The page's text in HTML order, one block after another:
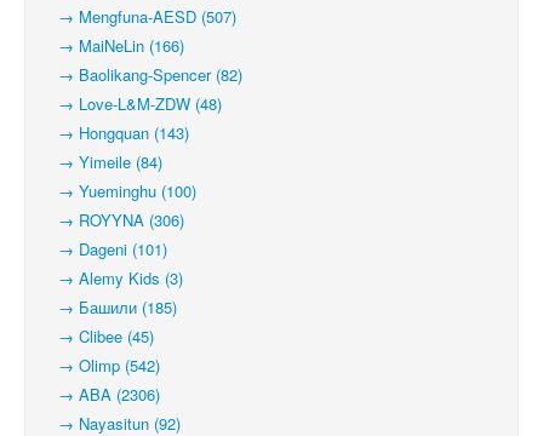
→ Mengfuna-AESD (507)
→ MaiNeLin (166)
→ Baolikang-Spencer (82)
→ Love-L&M-ZDW (48)
→ Hongquan (143)
→ Yimeile (84)
→ Yueminghu (100)
→ ROYYNA (306)
→ Dageni (101)
→ Alemy Kids (3)
→ Башили (185)
→ Clibee (45)
→ Olimp (542)
→ ABA (2306)
→ Nayasitun (92)